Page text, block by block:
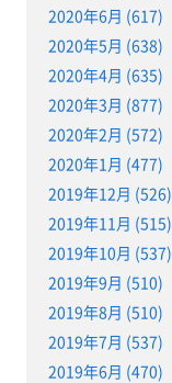
2020年6月 (617)
2020年5月 (638)
2020年4月 (635)
2020年3月 (877)
2020年2月 (572)
2020年1月 (477)
2019年12月 (526)
2019年11月 (515)
2019年10月 (537)
2019年9月 (510)
2019年8月 (510)
2019年7月 (537)
2019年6月 (470)